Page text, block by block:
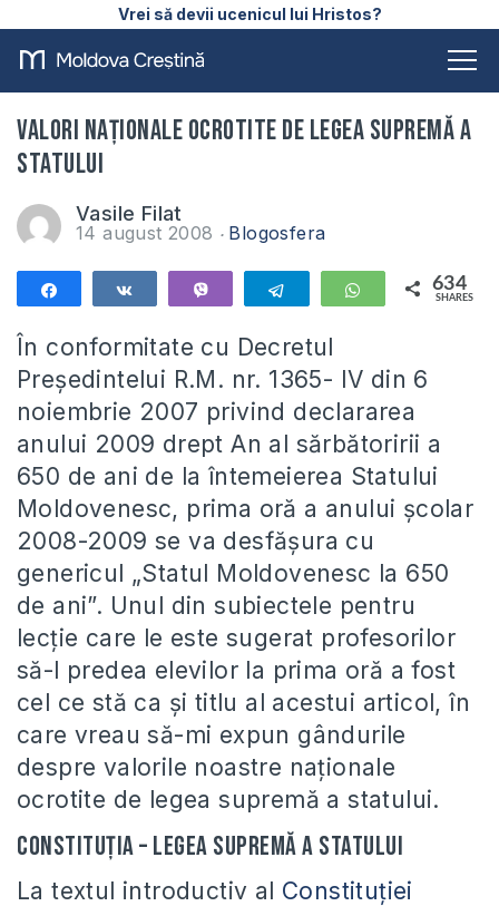
Vrei să devii ucenicul lui Hristos?
Valori naţionale ocrotite de legea supremă a
statului
Vasile Filat
14 august 2008 Blogosfera
Telegram WhatsApp
634
SHARES
În conformitate cu Decretul
Preşedintelui R.M. nr. 1365- IV din 6
noiembrie 2007 privind declararea
anului 2009 drept An al sărbătoririi a
650 de ani de la întemeierea Statului
Moldovenesc, prima oră a anului şcolar
2008-2009 se va desfăşura cu
genericul „Statul Moldovenesc la 650
de ani”. Unul din subiectele pentru
lecţie care le este sugerat profesorilor
să-l predea elevilor la prima oră a fost
cel ce stă ca şi titlu al acestui articol, în
care vreau să-mi expun gândurile
despre valorile noastre naţionale
ocrotite de legea supremă a statului.
Constituţia – legea supremă a statului
La textul introductiv al Constituţiei